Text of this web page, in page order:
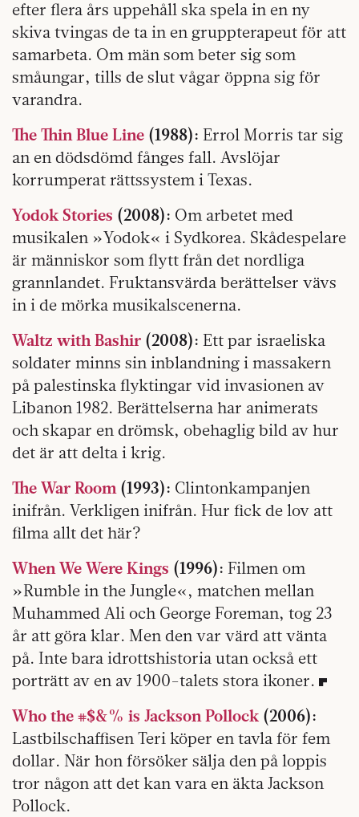
efter flera års uppehåll ska spela in en ny
skiva tvingas de ta in en gruppterapeut för att
samarbeta. Om män som beter sig som
småungar, tills de slut vågar öppna sig för
varandra.
The Thin Blue Line (1988): Errol Morris tar sig
an en dödsdömd fånges fall. Avslöjar
korrumperat rättssystem i Texas.
Yodok Stories (2008): Om arbetet med
musikalen »Yodok« i Sydkorea. Skådespelare
är människor som flytt från det nordliga
grannlandet. Fruktansvärda berättelser vävs
in i de mörka musikalscenerna.
Waltz with Bashir (2008): Ett par israeliska
soldater minns sin inblandning i massakern
på palestinska flyktingar vid invasionen av
Libanon 1982. Berättelserna har animerats
och skapar en drömsk, obehaglig bild av hur
det är att delta i krig.
The War Room(1993): Clinton­kampanjen
inifrån. Verkligen inifrån. Hur fick de lov att
filma allt det här?
When We Were Kings (1996): Filmen om
»Rumble in the Jungle«, matchen mellan
Muhammed Ali och George Foreman, tog 23
år att göra klar. Men den var värd att vänta
på. Inte bara idrottshistoria utan också ett
porträtt av en av 1900-talets stora ikoner.
Who the #$&% is Jackson Pollock (2006):
Lastbilschaffisen Teri köper en tavla för fem
dollar. När hon försöker sälja den på loppis
tror någon att det kan vara en äkta Jackson
Pollock.